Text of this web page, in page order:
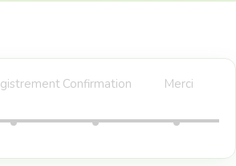
Confirmation Merci